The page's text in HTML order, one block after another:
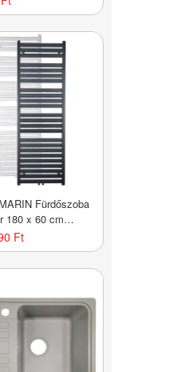
Fürdőszoba
180 x 60 cm
Ft